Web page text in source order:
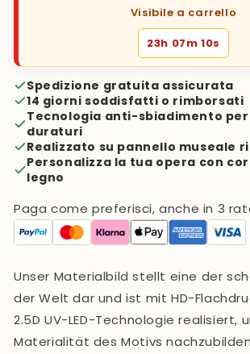
Visibile a carrello
23h 07m 09s
Spedizione gratuita assicurata
14 giorni soddisfatti o rimborsati
Tecnologia anti-sbiadimento
duraturi
Realizzato su pannello museale
Personalizza la tua opera con
legno
Paga come preferisci, anche in 3
Unser Materialbild stellt eine der
der Welt dar und ist mit HD-
2.5D UV-LED-Technologie realisiert,
Materialität des Motivs